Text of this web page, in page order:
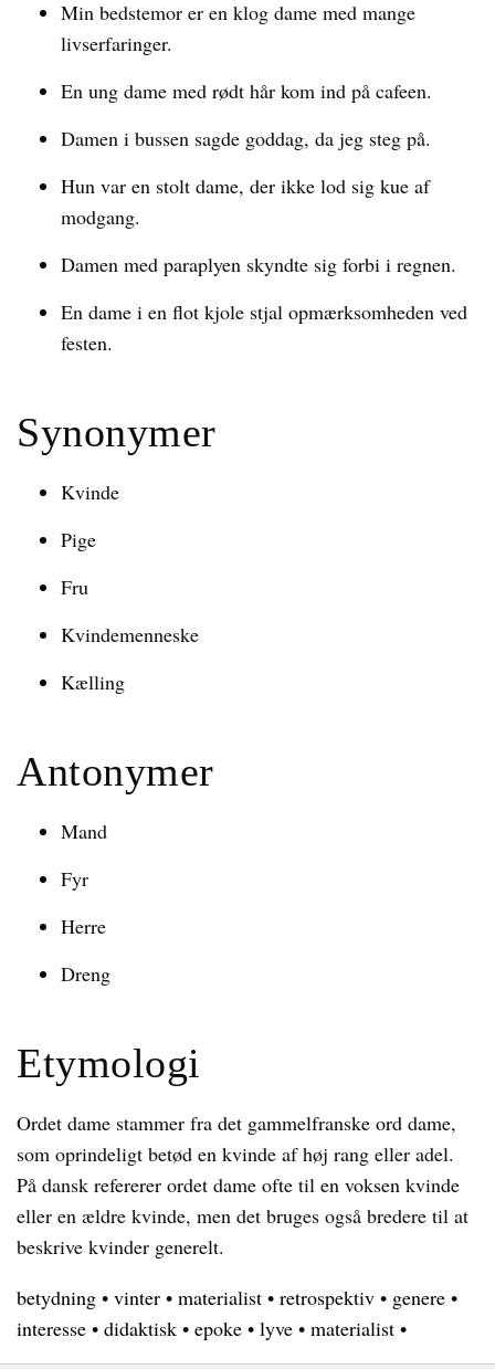
Min bedstemor er en klog dame med mange
livserfaringer.
En ung dame med rødt hår kom ind på cafeen.
Damen i bussen sagde goddag, da jeg steg på.
Hun var en stolt dame, der ikke lod sig kue af
modgang.
Damen med paraplyen skyndte sig forbi i regnen.
En dame i en flot kjole stjal opmærksomheden ved
festen.
Synonymer
Kvinde
Pige
Fru
Kvindemenneske
Kælling
Antonymer
Mand
Fyr
Herre
Dreng
Etymologi
Ordet dame stammer fra det gammelfranske ord dame,
som oprindeligt betød en kvinde af høj rang eller adel.
På dansk refererer ordet dame ofte til en voksen kvinde
eller en ældre kvinde, men det bruges også bredere til at
beskrive kvinder generelt.
betydning • vinter • materialist • retrospektiv • genere •
interesse • didaktisk • epoke • lyve • materialist •